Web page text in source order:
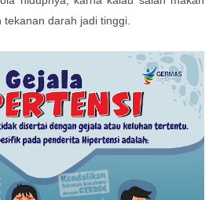
darah jadi tinggi.